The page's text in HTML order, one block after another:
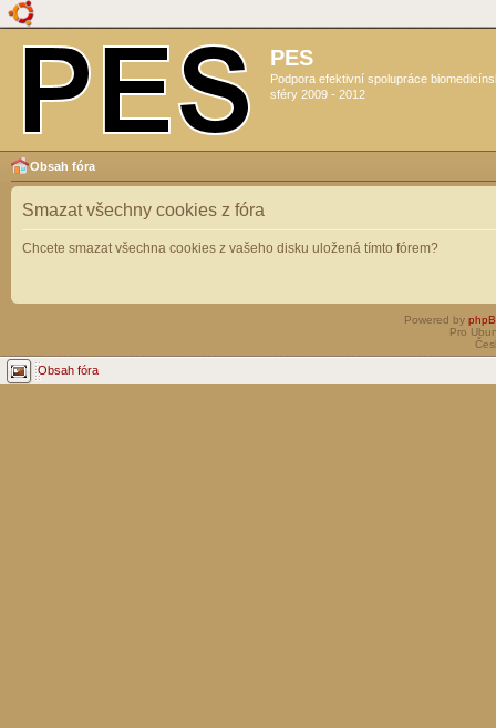
PES
Podpora efektivní spolupráce
sféry 2009 - 2012
Obsah fóra
Smazat všechny cookies z fóra
Chcete smazat všechna cookies z vašeho disku uložená tímto fórem?
Powered by
Pro
Obsah fóra